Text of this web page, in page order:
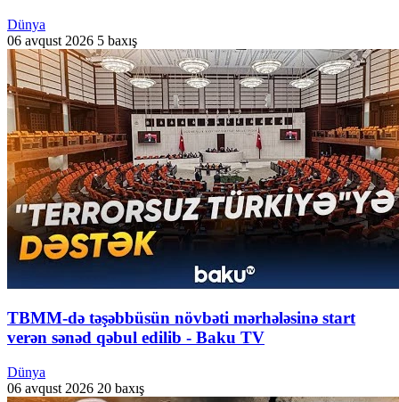
Dünya
06 avqust 2026 5 baxış
TBMM-də təşəbbüsün növbəti mərhələsinə start
verən sənəd qəbul edilib - Baku TV
Dünya
06 avqust 2026 20 baxış